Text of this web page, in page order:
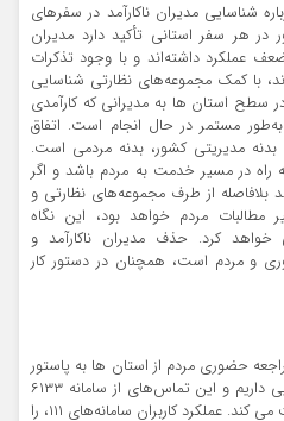
شناسایی مدیران ناکارآمد در سفرهای
هر سفر استانی تأکید دارد مدیران
عملکرد داشته‌اند و با وجود تذکرات
با کمک مجموعه‌های نظارتی شناسایی
سطح استان ها به مدیرانی که کارآمدی
به‌طور مستمر در حال انجام است. اتفاق
مدیریتی کشور، بدنه مردمی است.
راه در مسیر خدمت به مردم باشد و اگر
بلافاصله از طرف مجموعه‌های نظارتی و
مطالبات مردم خواهد بود، این نگاه
خواهد کرد. حذف مدیران ناکارآمد و
و مردم است، همچنان در دستور کار
حضوری مردم از استان ها به پاستور
گفت: از اقصی نقاط کشور تماس‌هایی داریم و این تماس‌های از سامانه ۶۱۳۳
که سامانه ملی است تماس ها را ثبت می کند. عملکرد کاربران سامانه‌های ۱۱۱، را